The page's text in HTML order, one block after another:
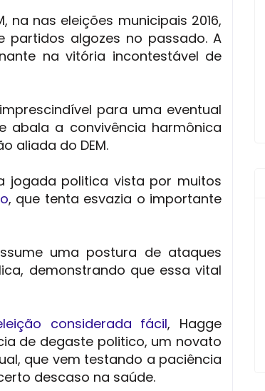
nas eleições municipais 2016,
algozes no passado. A
na vitória incontestável de
para uma eventual
abala a convivência harmônica
aliada do DEM.
jogada politica vista por muitos
, que tenta esvazia o importante
uma postura de ataques
demonstrando que essa vital
considerada fácil, Hagge
de degaste politico, um novato
que vem testando a paciência
descaso na saúde.